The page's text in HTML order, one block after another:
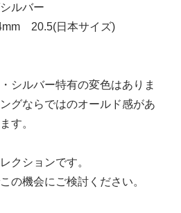
ルバー
20.5(日本サイズ)
シルバー特有の変色はありま
グならではのオールド感があ
す。
クションです。
の機会にご検討ください。